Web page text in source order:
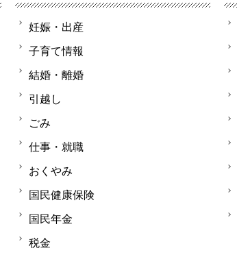
妊娠・出産
子育て情報
結婚・離婚
引越し
ごみ
仕事・就職
おくやみ
国民健康保険
国民年金
税金